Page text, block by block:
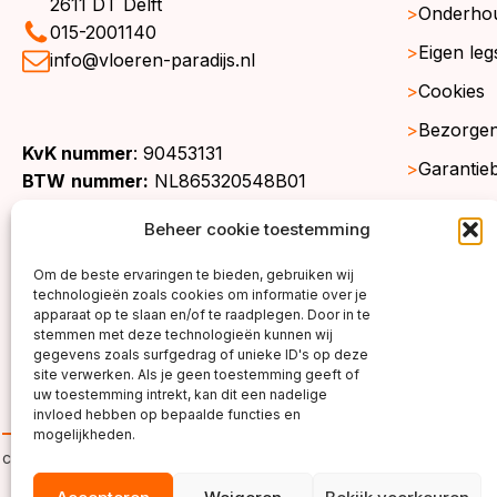
Beheer cookie toestemming
Om de beste ervaringen te bieden, gebruiken wij
technologieën zoals cookies om informatie over je
apparaat op te slaan en/of te raadplegen. Door in te
stemmen met deze technologieën kunnen wij
gegevens zoals surfgedrag of unieke ID's op deze
site verwerken. Als je geen toestemming geeft of
uw toestemming intrekt, kan dit een nadelige
invloed hebben op bepaalde functies en
mogelijkheden.
015-2001140
info@vloeren-paradijs.nl
KvK nummer: 90453131
BTW nummer: NL865320548B01
Eigen
Cookies
Gratis
copyright ©2026